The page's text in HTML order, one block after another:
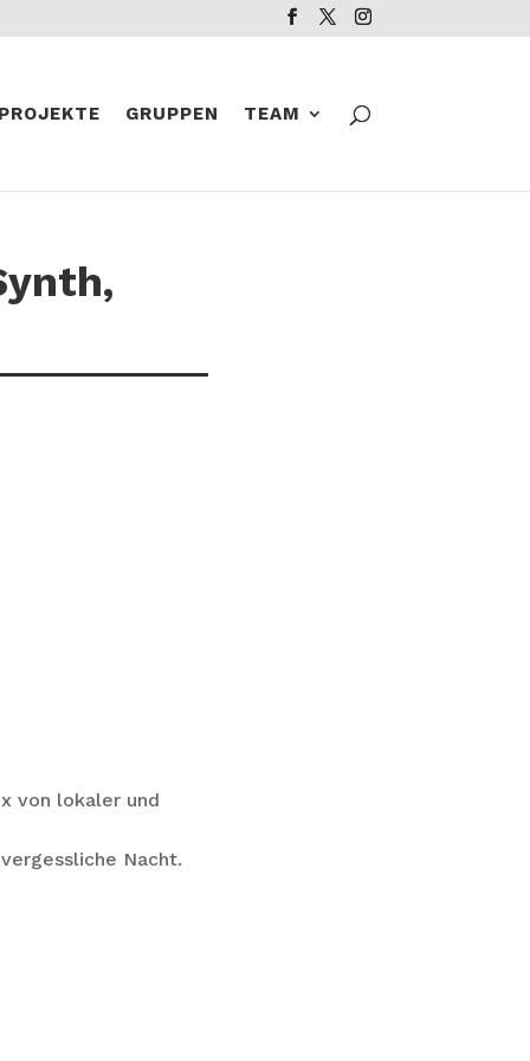
GRUPPEN TEAM
von lokaler und
Nacht.